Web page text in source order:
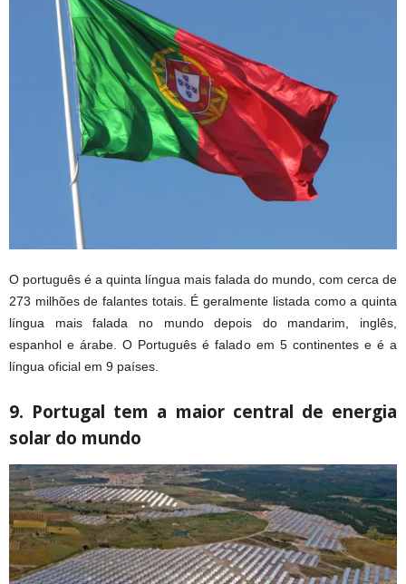
O português é a quinta língua mais falada do mundo, com cerca de
273 milhões de falantes totais. É geralmente listada como a quinta
língua mais falada no mundo depois do mandarim, inglês,
espanhol e árabe. O Português é falado em 5 continentes e é a
língua oficial em 9 países.
9. Portugal tem a maior central de energia
solar do mundo